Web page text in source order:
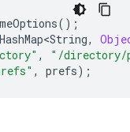
();
HashMap<String,
,
"/directory/
, prefs);